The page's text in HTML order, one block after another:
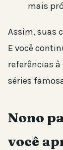
mais
Assim, suas
E você
referências
séries
Nono
você